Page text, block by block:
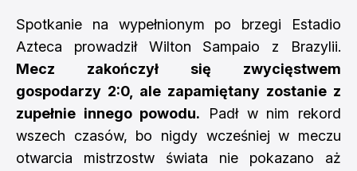
Spotkanie na wypełnionym po brzegi Estadio
Azteca prowadził Wilton Sampaio z Brazylii.
Mecz zakończył się zwycięstwem
gospodarzy 2:0, ale zapamiętany zostanie z
zupełnie innego powodu. Padł w nim rekord
wszech czasów, bo nigdy wcześniej w meczu
otwarcia mistrzostw świata nie pokazano aż